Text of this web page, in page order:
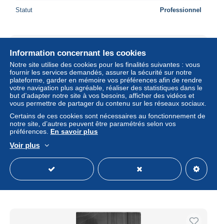
Statut Professionnel
± 6,80 $US
Information concernant les cookies
Notre site utilise des cookies pour les finalités suivantes : vous
fournir les services demandés, assurer la sécurité sur notre
plateforme, garder en mémoire vos préférences afin de rendre
votre navigation plus agréable, réaliser des statistiques dans le
but d’adapter notre site à vos besoins, afficher des vidéos et
vous permettre de partager du contenu sur les réseaux sociaux.
Certains de ces cookies sont nécessaires au fonctionnement de
notre site, d’autres peuvent être paramétrés selon vos
préférences. En savoir plus
Voir plus